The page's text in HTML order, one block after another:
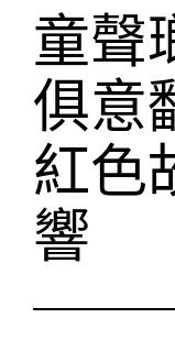
童聲
俱意
紅色
響